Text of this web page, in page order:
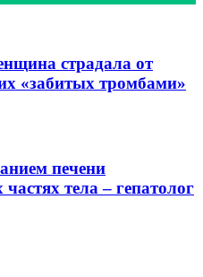
страдала от
«забитых тромбами»
печени
тела – гепатолог